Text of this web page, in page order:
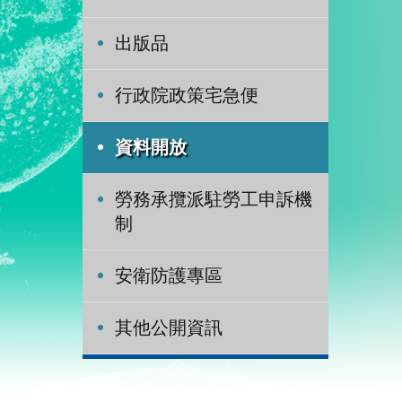
出版品
行政院政策宅急便
資料開放
勞務承攬派駐勞工申訴機
制
安衛防護專區
其他公開資訊